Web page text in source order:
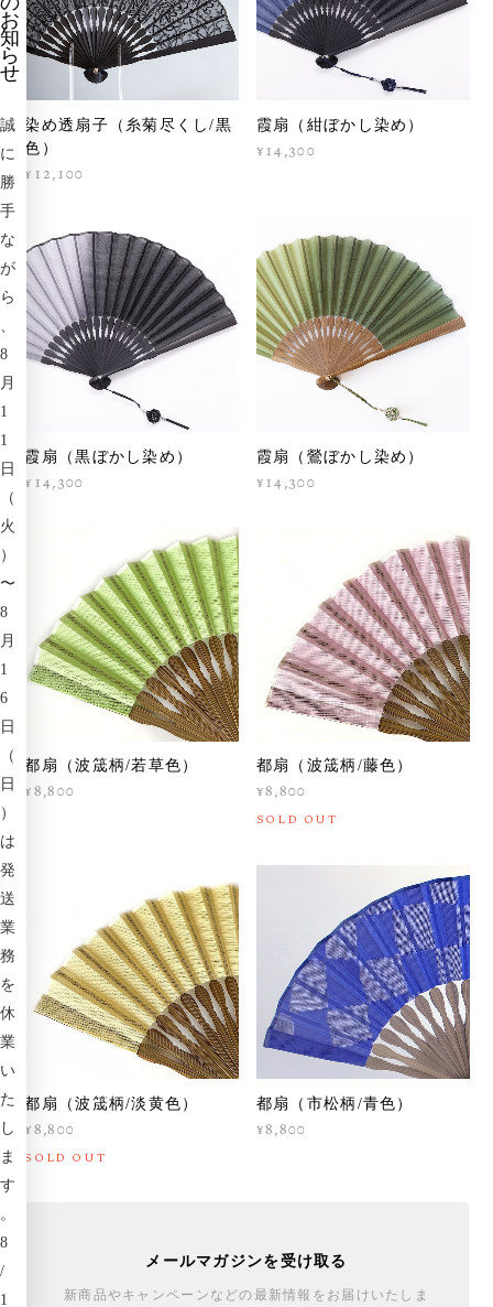
染め透扇子（糸菊尽くし/黒
色）
¥12,100
霞扇（紺ぼかし染め）
¥14,300
霞扇（黒ぼかし染め）
¥14,300
霞扇（鶯ぼかし染め）
¥14,300
都扇（波筬柄/若草色）
¥8,800
都扇（波筬柄/藤色）
¥8,800
SOLD OUT
都扇（波筬柄/淡黄色）
¥8,800
SOLD OUT
都扇（市松柄/青色）
¥8,800
メールマガジンを受け取る
新商品やキャンペーンなどの最新情報をお届けいたしま
お
知
ら
せ
誠
に
勝
手
な
が
ら
8
月
1
1
日
（
火
）
〜
8
月
1
6
日
（
日
）
は
発
送
業
務
を
休
業
い
た
し
ま
す
。
8
/
1